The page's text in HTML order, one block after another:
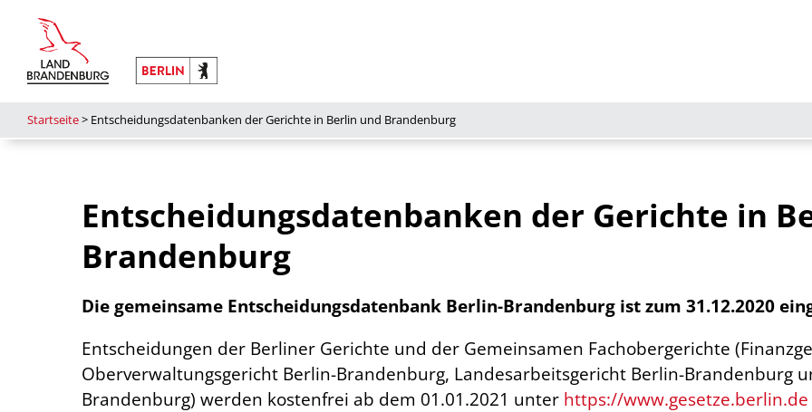
Startseite> Entscheidungsdatenbanken der Gerichte in Berlin und Brandenburg
Entscheidungsdatenbanken der Gerichte in
Brandenburg
Die gemeinsame Entscheidungsdatenbank Berlin-Brandenburg ist zum 31.12.2020
Entscheidungen der Berliner Gerichte und der Gemeinsamen Fachobergerichte
Oberverwaltungsgericht Berlin-Brandenburg, Landesarbeitsgericht Berlin-Brandenburg
Brandenburg) werden kostenfrei ab dem 01.01.2021 unter https://www.gesetze.berlin.de